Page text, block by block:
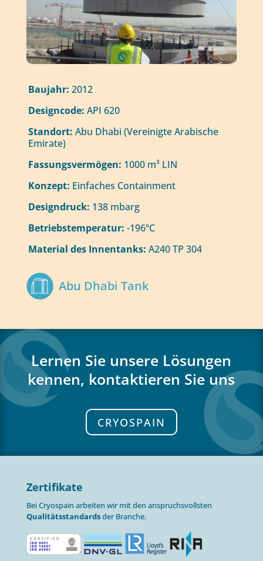
Baujahr: 2012
Designcode: API 620
Standort: Abu Dhabi (Vereinigte Arabische
Emirate)
Fassungsvermögen: 1000 m³ LIN
Konzept: Einfaches Containment
Designdruck: 138 mbarg
Betriebstemperatur: -196ºC
Material des Innentanks: A240 TP 304
Abu Dhabi Tank
Lernen Sie unsere Lösungen
kennen, kontaktieren Sie uns
CRYOSPAIN
Zertifikate
Bei Cryospain arbeiten wir mit den anspruchsvollsten
Qualitätsstandardsder Branche.